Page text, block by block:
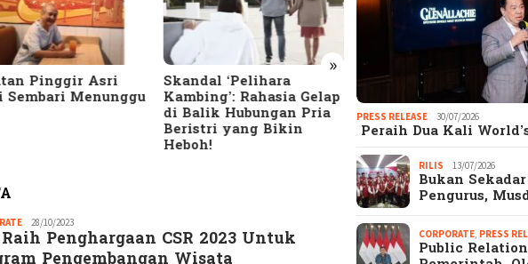
»
‘Pelihara
Rahasia Gelap
10 Tanda Suami
Selingkuh yang Jarang
Disadari: Cek Apakah
Pasanganmu Termasuk!
Terungkap! Alasan
Mengejutkan Kenapa
Banyak Wanita Memilih
HTS daripada Pacaran
Redaksi
GM
28/10/2023
Penghargaan CSR 2023 Untuk
PRESS RELEASE 30/07/2026
Peraih Dua Kali
RILIS 13/07/2026
Bukan
Pengurus,
CORPORATE PRESS
Public